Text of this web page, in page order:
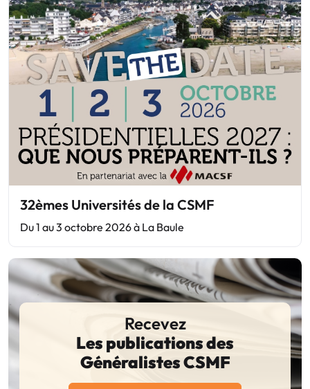
32èmes Universités de la CSMF
Du 1 au 3 octobre 2026 à La Baule
Recevez
Les publications des
Généralistes CSMF